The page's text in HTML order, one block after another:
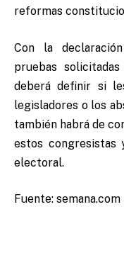
reformas
Con la
pruebas
deberá definir si
legisladores o los
también habrá de
estos congresistas
electoral.
Fuente: semana.com